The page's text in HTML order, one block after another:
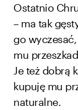
Ostatnio
– ma tak
go
mu
Je też dobrą
kupuję mu
naturalne.